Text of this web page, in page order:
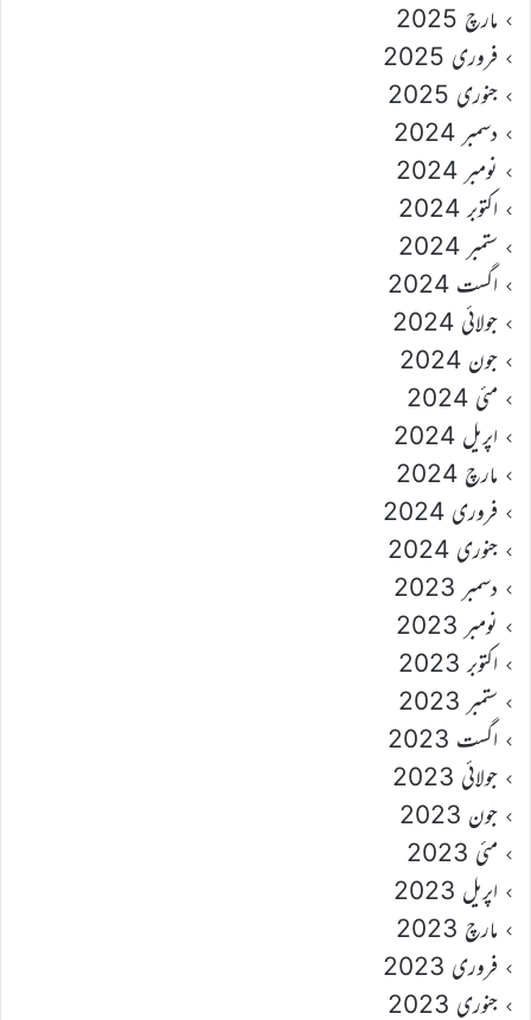
مارچ 2025
فروری 2025
جنوری 2025
دسمبر 2024
نومبر 2024
اکتوبر 2024
ستمبر 2024
اگست 2024
جولائی 2024
جون 2024
مئی 2024
اپریل 2024
مارچ 2024
فروری 2024
جنوری 2024
دسمبر 2023
نومبر 2023
اکتوبر 2023
ستمبر 2023
اگست 2023
جولائی 2023
جون 2023
مئی 2023
اپریل 2023
مارچ 2023
فروری 2023
جنوری 2023